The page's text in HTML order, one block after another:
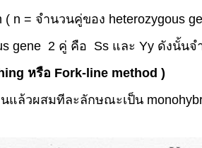
( n = จำนวนคู่ของ heterozygous
gene 2 คู่ คือ Ss และ Yy ดังนั้นจ
หรือ Fork-line method )
แล้วผสมทีละลักษณะเป็น